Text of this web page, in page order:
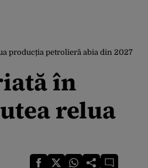
producția petrolieră abia din 2027
în
relua